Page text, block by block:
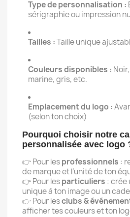
Type de personnalisation :
sérigraphie ou impression
Tailles :Taille unique
Couleurs disponibles :
marine, gris, etc.
Emplacement du logo :
(selon ton choix)
Pourquoi choisir notre
personnalisée avec logo
👉 Pour lesprofessionnels :
de marque et l’unité de ton
👉 Pour lesparticuliers : crée
unique à ton image ou un
👉 Pour lesclubs &
afficher tes couleurs et ton